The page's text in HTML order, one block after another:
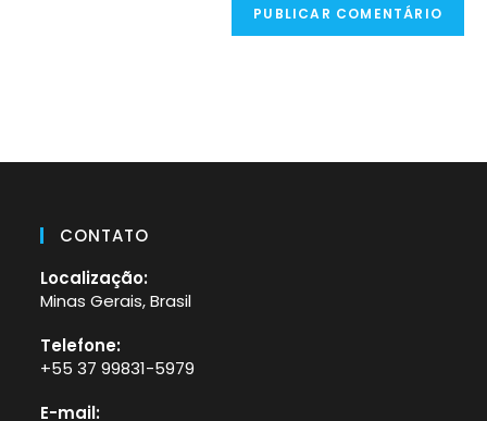
CONTATO
Localização:
Minas Gerais, Brasil
Telefone:
+55 37 99831-5979
em
E-mail: